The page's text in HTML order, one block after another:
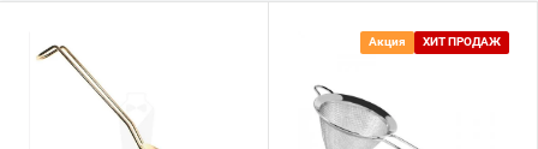
Акция ХИТ ПРОДАЖ